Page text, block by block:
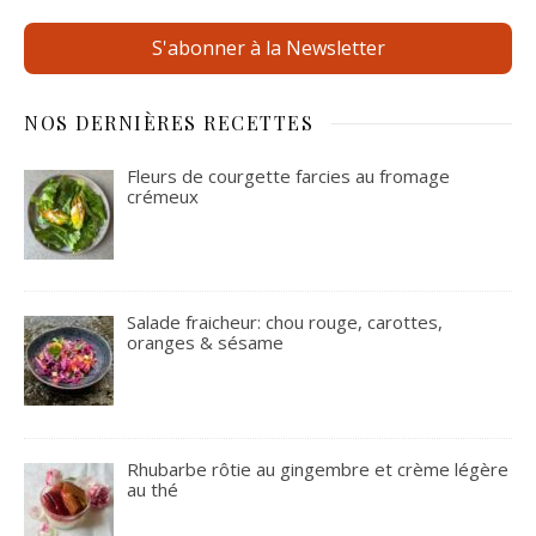
S'abonner à la Newsletter
NOS DERNIÈRES RECETTES
Fleurs de courgette farcies au fromage
crémeux
Salade fraicheur: chou rouge, carottes,
oranges & sésame
Rhubarbe rôtie au gingembre et crème légère
au thé